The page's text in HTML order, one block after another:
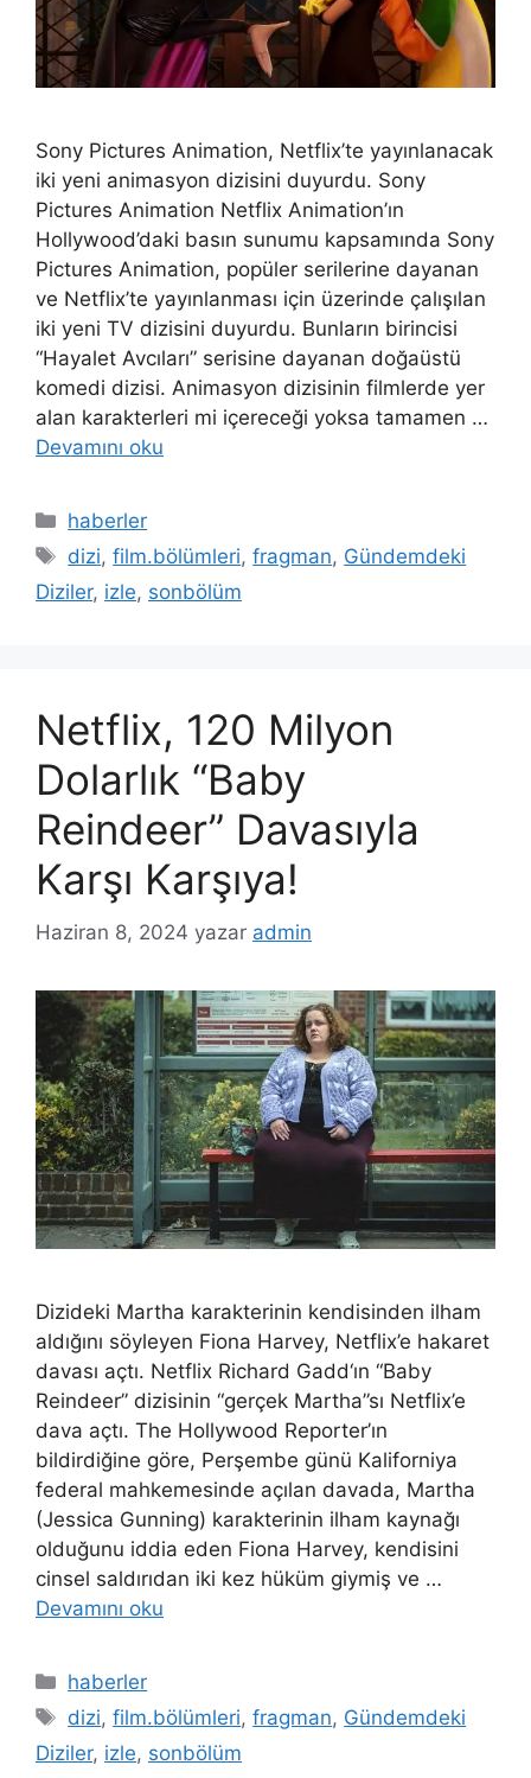
Sony Pictures Animation, Netflix’te yayınlanacak
iki yeni animasyon dizisini duyurdu. Sony
Pictures Animation Netflix Animation’ın
Hollywood’daki basın sunumu kapsamında Sony
Pictures Animation, popüler serilerine dayanan
ve Netflix’te yayınlanması için üzerinde çalışılan
iki yeni TV dizisini duyurdu. Bunların birincisi
“Hayalet Avcıları” serisine dayanan doğaüstü
komedi dizisi. Animasyon dizisinin filmlerde yer
alan karakterleri mi içereceği yoksa tamamen …
Devamını oku
Kategoriler
haberler
Etiketler
dizi,film.bölümleri,fragman, Gündemdeki
Diziler, izle, sonbölüm
Netflix, 120 Milyon
Dolarlık “Baby
Reindeer” Davasıyla
Karşı Karşıya!
Haziran 8, 2024 yazar admin
Dizideki Martha karakterinin kendisinden ilham
aldığını söyleyen Fiona Harvey, Netflix’e hakaret
davası açtı. Netflix Richard Gadd‘ın “Baby
Reindeer” dizisinin “gerçek Martha”sı Netflix’e
dava açtı. The Hollywood Reporter’ın
bildirdiğine göre, Perşembe günü Kaliforniya
federal mahkemesinde açılan davada, Martha
(Jessica Gunning) karakterinin ilham kaynağı
olduğunu iddia eden Fiona Harvey, kendisini
cinsel saldırıdan iki kez hüküm giymiş ve …
Devamını oku
Kategoriler
haberler
Etiketler
dizi,film.bölümleri,fragman, Gündemdeki
Diziler, izle, sonbölüm